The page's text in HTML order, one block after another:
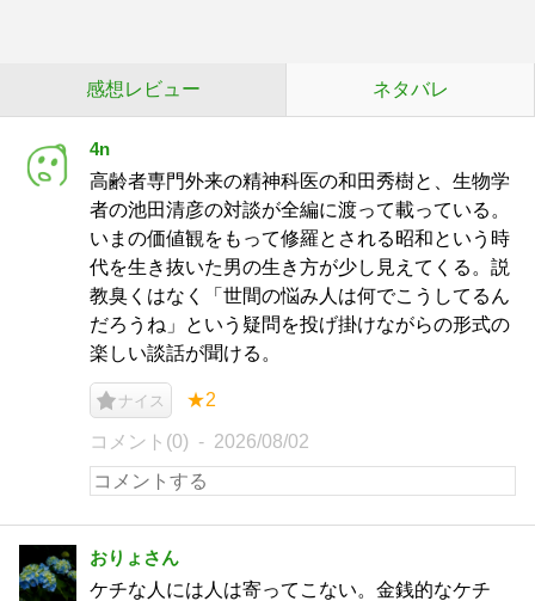
感想レビュー ネタバレ
4n
高齢者専門外来の精神科医の和田秀樹と、生物学
者の池田清彦の対談が全編に渡って載っている。
いまの価値観をもって修羅とされる昭和という時
代を生き抜いた男の生き方が少し見えてくる。説
教臭くはなく「世間の悩み人は何でこうしてるん
だろうね」という疑問を投げ掛けながらの形式の
楽しい談話が聞ける。
ナイス ★2
コメント(0) 2026/08/02
おりょさん
ケチな人には人は寄ってこない。金銭的なケチ